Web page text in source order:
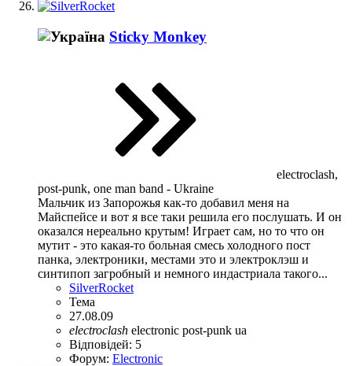
Sticky Monkey
electroclash,
post-punk, one man band - Ukraine
Мальчик из Запорожья как-то добавил меня на
Майспейсе и вот я все таки решила его послушать. И он
оказался нереально крутым! Играет сам, но то что он
мутит - это какая-то больная смесь холодного пост
панка, электроники, местами это и электроклэш и
синтипоп загробный и немного индастриала такого...
SilverRocket
Тема
27.08.09
electroclash electronic post-punk ua
Відповідей: 5
Форум: Electronic